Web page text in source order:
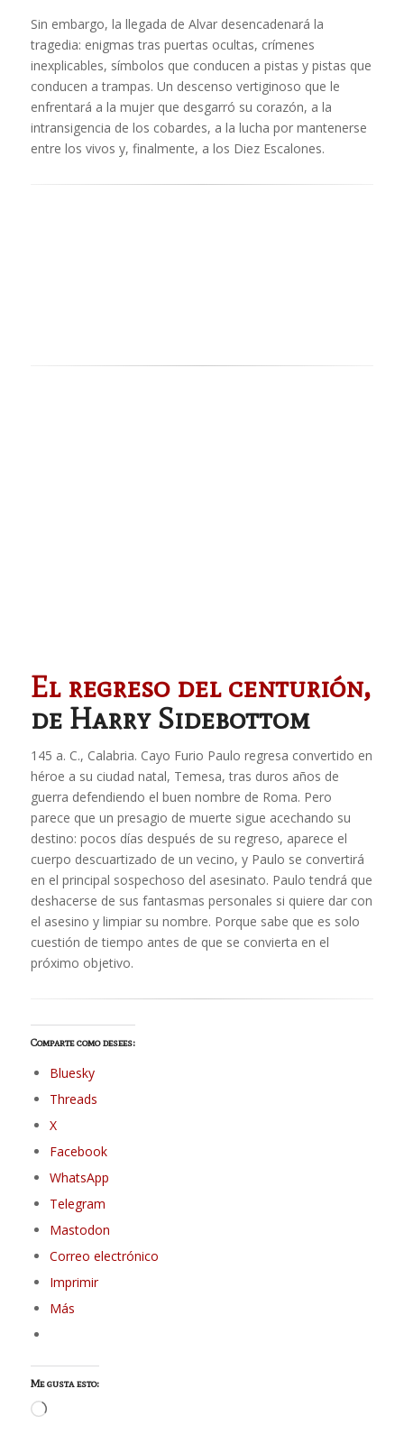
Sin embargo, la llegada de Alvar desencadenará la
tragedia: enigmas tras puertas ocultas, crímenes
inexplicables, símbolos que conducen a pistas y pistas que
conducen a trampas. Un descenso vertiginoso que le
enfrentará a la mujer que desgarró su corazón, a la
intransigencia de los cobardes, a la lucha por mantenerse
entre los vivos y, finalmente, a los Diez Escalones.
El regreso del centurión,
de Harry Sidebottom
145 a. C., Calabria. Cayo Furio Paulo regresa convertido en
héroe a su ciudad natal, Temesa, tras duros años de
guerra defendiendo el buen nombre de Roma. Pero
parece que un presagio de muerte sigue acechando su
destino: pocos días después de su regreso, aparece el
cuerpo descuartizado de un vecino, y Paulo se convertirá
en el principal sospechoso del asesinato. Paulo tendrá que
deshacerse de sus fantasmas personales si quiere dar con
el asesino y limpiar su nombre. Porque sabe que es solo
cuestión de tiempo antes de que se convierta en el
próximo objetivo.
Comparte como desees:
Bluesky
Threads
X
Facebook
WhatsApp
Telegram
Mastodon
Correo electrónico
Imprimir
Más
Me gusta esto:
Cargando...